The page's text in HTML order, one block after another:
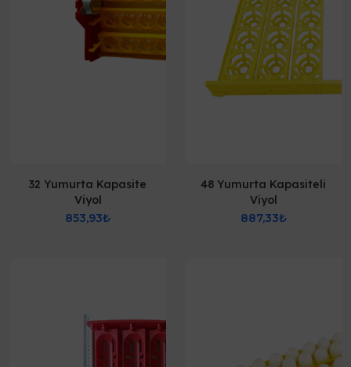
32 Yumurta Kapasite
Viyol
853,93₺
48 Yumurta Kapasiteli
Viyol
887,33₺